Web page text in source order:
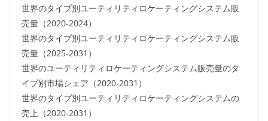
世界のタイプ別ユーティリティロケーティングシステム販
売量（2020-2024）
世界のタイプ別ユーティリティロケーティングシステム販
売量（2025-2031）
世界のユーティリティロケーティングシステム販売量のタ
イプ別市場シェア（2020-2031）
世界のタイプ別ユーティリティロケーティングシステムの
売上（2020-2031）